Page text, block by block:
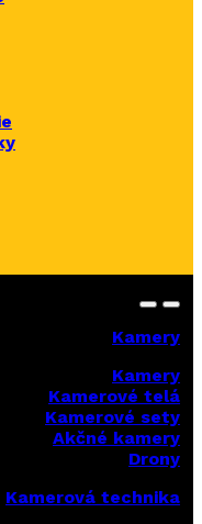
Kamery
Kamery
Kamerové telá
Kamerové sety
Akčné kamery
Drony
Kamerová technika